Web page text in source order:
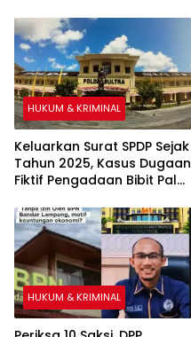
HUKUM & KRIMINAL
Keluarkan Surat SPDP Sejak
Tahun 2025, Kasus Dugaan
Fiktif Pengadaan Bibit Pala
Miliar Belum ada
Tersangka
HUKUM & KRIMINAL